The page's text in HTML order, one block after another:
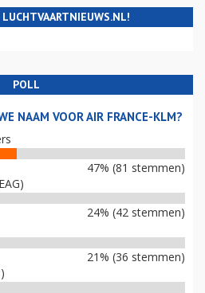
LUCHTVAARTNIEUWS.NL!
POLL
NAAM VOOR AIR FRANCE-KLM?
47% (81 stemmen)
24% (42 stemmen)
21% (36 stemmen)